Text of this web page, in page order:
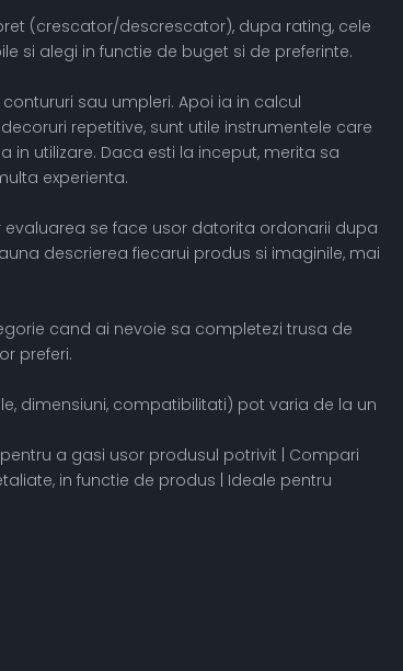
(crescator/descrescator), dupa rating, cele
si alegi in functie de buget si de preferinte.
sau umpleri. Apoi ia in calcul
repetitive, sunt utile instrumentele care
in utilizare. Daca esti la inceput, merita sa
experienta.
se face usor datorita ordonarii dupa
descrierea fiecarui produs si imaginile, mai
cand ai nevoie sa completezi trusa de
preferi.
dimensiuni, compatibilitati) pot varia de la un
a gasi usor produsul potrivit | Compari
in functie de produs | Ideale pentru